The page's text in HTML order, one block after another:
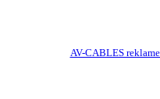
AV-CABLES reklame